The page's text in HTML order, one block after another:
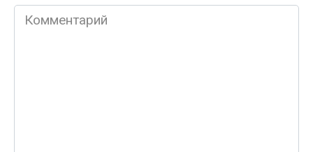
Комментарий